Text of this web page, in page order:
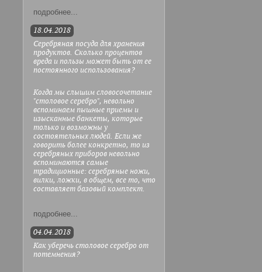
подробнее...
18.04.2018
Серебряная посуда для хранения
продуктов. Сколько процентов
вреда и пользы может быть от ее
постоянного использования?
Когда мы слышим словосочетание
"столовое серебро", невольно
вспоминаем пышные приемы и
изысканные банкеты, которые
только и возможны у
состоятельных людей. Если же
говорить более конкретно, то из
серебряных приборов невольно
вспоминаются самые
традиционные: серебряные ножи,
вилки, ложки, в общем, все то, что
составляет базовый комплект.
подробнее...
04.04.2018
Как уберечь столовое серебро от
потемнения?